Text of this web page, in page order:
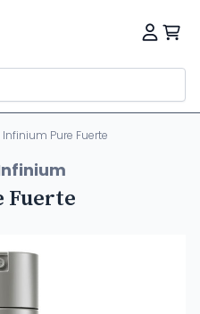
Infinium Pure Fuerte
Fuerte